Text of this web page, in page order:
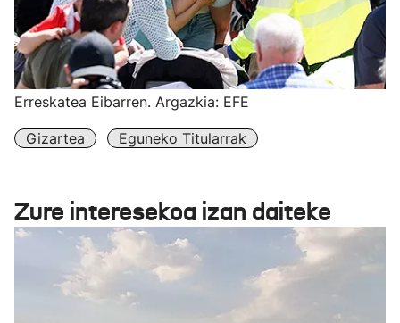
Erreskatea Eibarren. Argazkia: EFE
Gizartea Eguneko Titularrak
Zure interesekoa izan daiteke